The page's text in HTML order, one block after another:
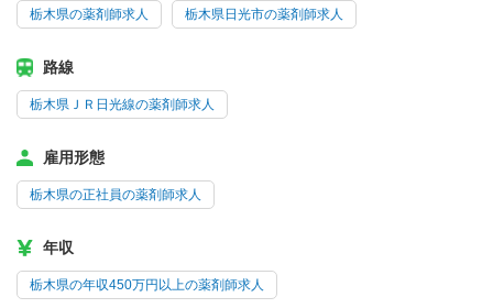
栃木県の薬剤師求人 栃木県日光市の薬剤師求人
路線
栃木県ＪＲ日光線の薬剤師求人
雇用形態
栃木県の正社員の薬剤師求人
年収
栃木県の年収450万円以上の薬剤師求人